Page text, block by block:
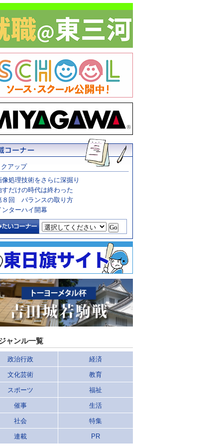
アップ
像処理技術をさらに深掘り
すだけの時代は終わった
８回 バランスの取り方
ンターハイ開幕
ャンル一覧
政治行政 経済
文化芸術 教育
スポーツ 福祉
催事 生活
社会 特集
連載 PR